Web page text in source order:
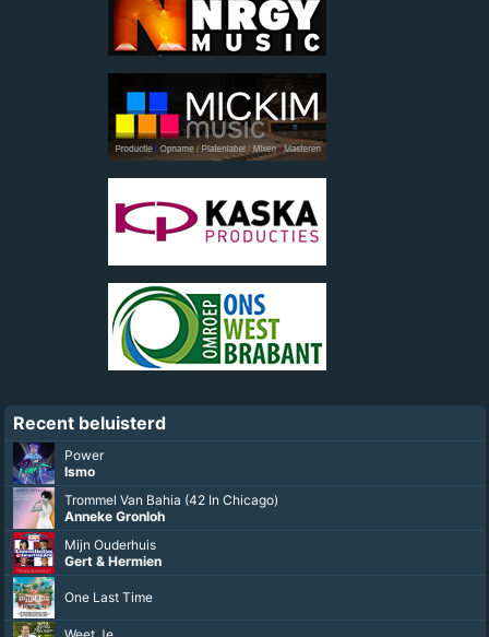
Recent beluisterd
Power
Ismo
Trommel Van Bahia (42 In Chicago)
Anneke Gronloh
Mijn Ouderhuis
Gert & Hermien
One Last Time